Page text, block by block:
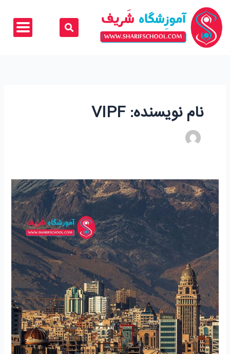
محتوا
نام نویسنده: VIPF
آموزشگاه
ریاضی
جردن